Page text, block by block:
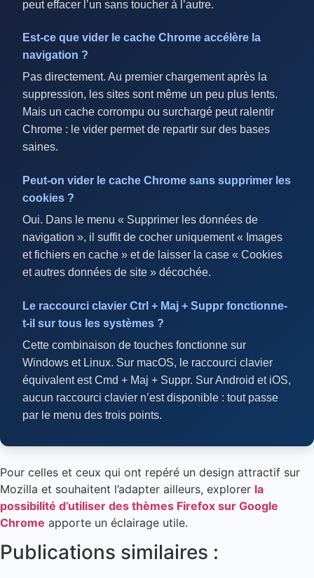
peut effacer l’un sans toucher à l’autre.
Est-ce que vider le cache Chrome accélère la
navigation ?
Pas directement. Au premier chargement après la
suppression, les sites sont même un peu plus lents.
Mais un cache corrompu ou surchargé peut ralentir
Chrome : le vider permet de repartir sur des bases
saines.
Peut-on vider le cache Chrome sans supprimer les
cookies ?
Oui. Dans le menu « Supprimer les données de
navigation », il suffit de cocher uniquement « Images
et fichiers en cache » et de laisser la case « Cookies
et autres données de site » décochée.
Le raccourci clavier Ctrl + Maj + Suppr fonctionne-
t-il sur tous les systèmes ?
Cette combinaison de touches fonctionne sur
Windows et Linux. Sur macOS, le raccourci clavier
équivalent est Cmd + Maj + Suppr. Sur Android et iOS,
aucun raccourci clavier n’est disponible : tout passe
par le menu des trois points.
Pour celles et ceux qui ont repéré un design attractif sur
Mozilla et souhaitent l’adapter ailleurs, explorer la
possibilité d’utiliser des thèmes Firefox sur Google
Chrome apporte un éclairage utile.
Publications similaires :